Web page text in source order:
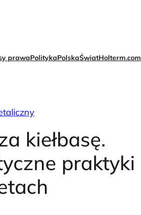
prawaPolitykaPolskaŚwiatHolterm.com
kiełbasę.
praktyki